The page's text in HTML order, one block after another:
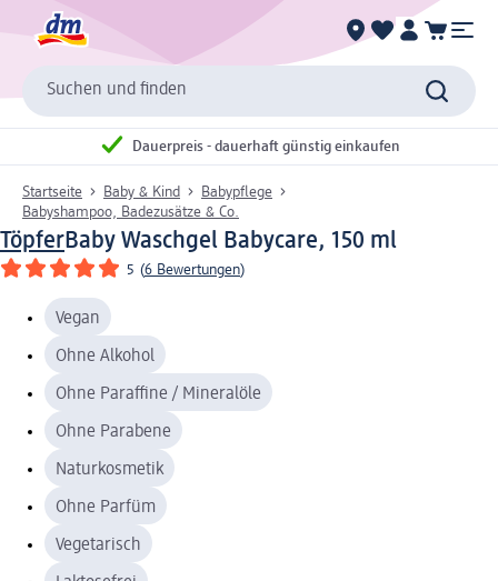
Suchen und finden
Dauerpreis - dauerhaft günstig einkaufen
Startseite Baby & Kind
Babypflege
Babyshampoo, Badezusätze & Co.
TöpferBaby Waschgel Babycare, 150 ml
5 (6 Bewertungen)
Vegan
Ohne Alkohol
Ohne Paraffine / Mineralöle
Ohne Parabene
Naturkosmetik
Ohne Parfüm
Vegetarisch